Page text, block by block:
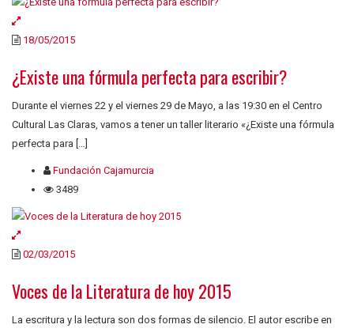
18/05/2015
¿Existe una fórmula perfecta para escribir?
Durante el viernes 22 y el viernes 29 de Mayo, a las 19:30 en el Centro
Cultural Las Claras, vamos a tener un taller literario «¿Existe una fórmula
perfecta para […]
Fundación Cajamurcia
3489
02/03/2015
Voces de la Literatura de hoy 2015
La escritura y la lectura son dos formas de silencio. El autor escribe en